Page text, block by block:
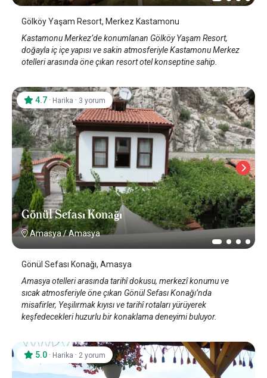
Gölköy Yaşam Resort, Merkez Kastamonu
Kastamonu Merkez’de konumlanan Gölköy Yaşam Resort,
doğayla iç içe yapısı ve sakin atmosferiyle Kastamonu Merkez
otelleri arasında öne çıkan resort otel konseptine sahip.
Gönül Sefası Konağı
Amasya/Amasya
4.7 · Harika · 3 yorum
Gönül Sefası Konağı, Amasya
Amasya otelleri arasında tarihî dokusu, merkezî konumu ve
sıcak atmosferiyle öne çıkan Gönül Sefası Konağı’nda
misafirler, Yeşilırmak kıyısı ve tarihî rotaları yürüyerek
keşfedecekleri huzurlu bir konaklama deneyimi buluyor.
5.0 · Harika · 2 yorum